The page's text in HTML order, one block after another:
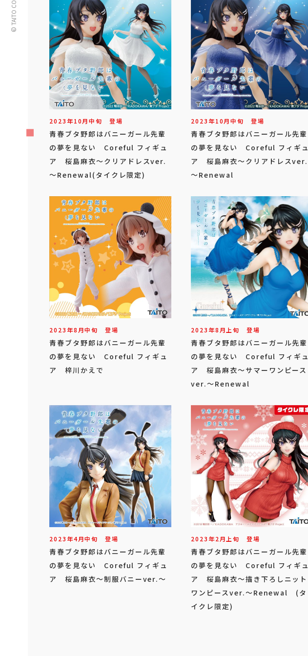
2023年10月中旬 登場
青春ブタ野郎はバニーガール先輩
の夢を見ない Coreful フィギュ
ア 桜島麻衣～クリアドレスver.
～Renewal(タイクレ限定)
2023年10月中旬 登場
青春ブタ野郎はバニーガール先輩
の夢を見ない Coreful フィギュ
ア 桜島麻衣～クリアドレスver.
～Renewal
2023年8月中旬 登場
青春ブタ野郎はバニーガール先輩
の夢を見ない Coreful フィギュ
ア 梓川かえで
2023年8月上旬 登場
青春ブタ野郎はバニーガール先輩
の夢を見ない Coreful フィギュ
ア 桜島麻衣～サマーワンピース
ver.～Renewal
2023年4月中旬 登場
青春ブタ野郎はバニーガール先輩
の夢を見ない Coreful フィギュ
ア 桜島麻衣～制服バニーver.～
2023年2月上旬 登場
青春ブタ野郎はバニーガール先輩
の夢を見ない Coreful フィギュ
ア 桜島麻衣～描き下ろしニット
ワンピースver.～Renewal (タ
イクレ限定)